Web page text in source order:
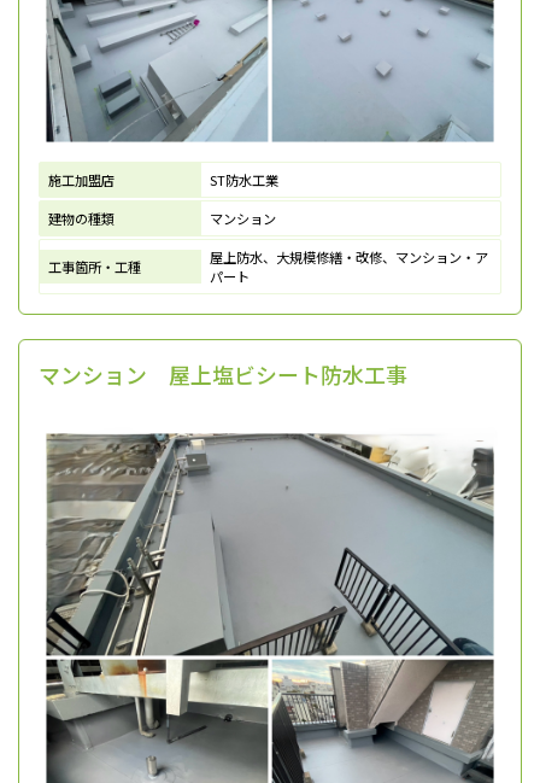
施工加盟店
ST防水工業
建物の種類
マンション
工事箇所・工種
屋上防水、大規模修繕・改修、マンション・ア
パート
マンション 屋上塩ビシート防水工事